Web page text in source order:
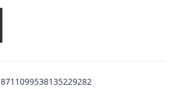
8711099538135229282